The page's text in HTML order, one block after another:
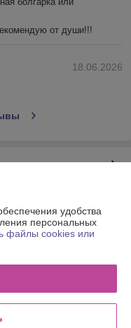
от души!!!
18.06.2026
удобства
персональных
файлы cookies или